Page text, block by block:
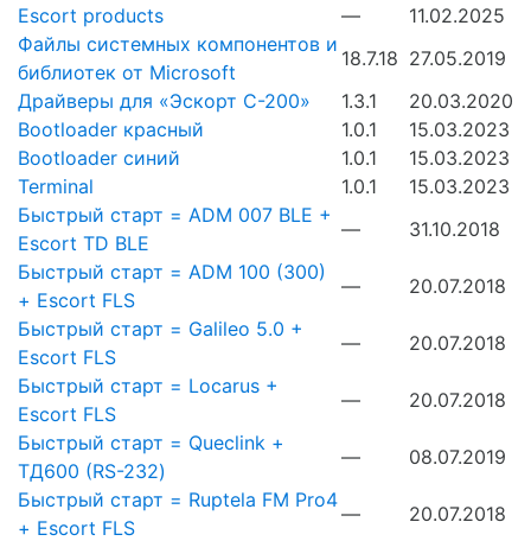
Escort products
—
11.02.2025
Файлы системных компонентов и
библиотек от Microsoft
18.7.18 27.05.2019
Драйверы для «Эскорт С-200»
1.3.1
20.03.2020
Bootloader красный
1.0.1
15.03.2023
Bootloader синий
1.0.1
15.03.2023
Terminal
1.0.1
15.03.2023
Быстрый старт = ADM 007 BLE +
Escort TD BLE
—
31.10.2018
Быстрый старт = ADM 100 (300)
+ Escort FLS
—
20.07.2018
Быстрый старт = Galileo 5.0 +
Escort FLS
—
20.07.2018
Быстрый старт = Locarus +
Escort FLS
—
20.07.2018
Быстрый старт = Queclink +
ТД600 (RS-232)
—
08.07.2019
Быстрый старт = Ruptela FM Pro4
+ Escort FLS
—
20.07.2018